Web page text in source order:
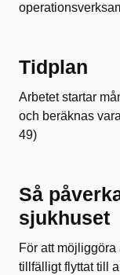
Tidplan
Arbetet startar
och beräknas
49)
Så
sjukhuset
För att
tillfälligt flyttat till